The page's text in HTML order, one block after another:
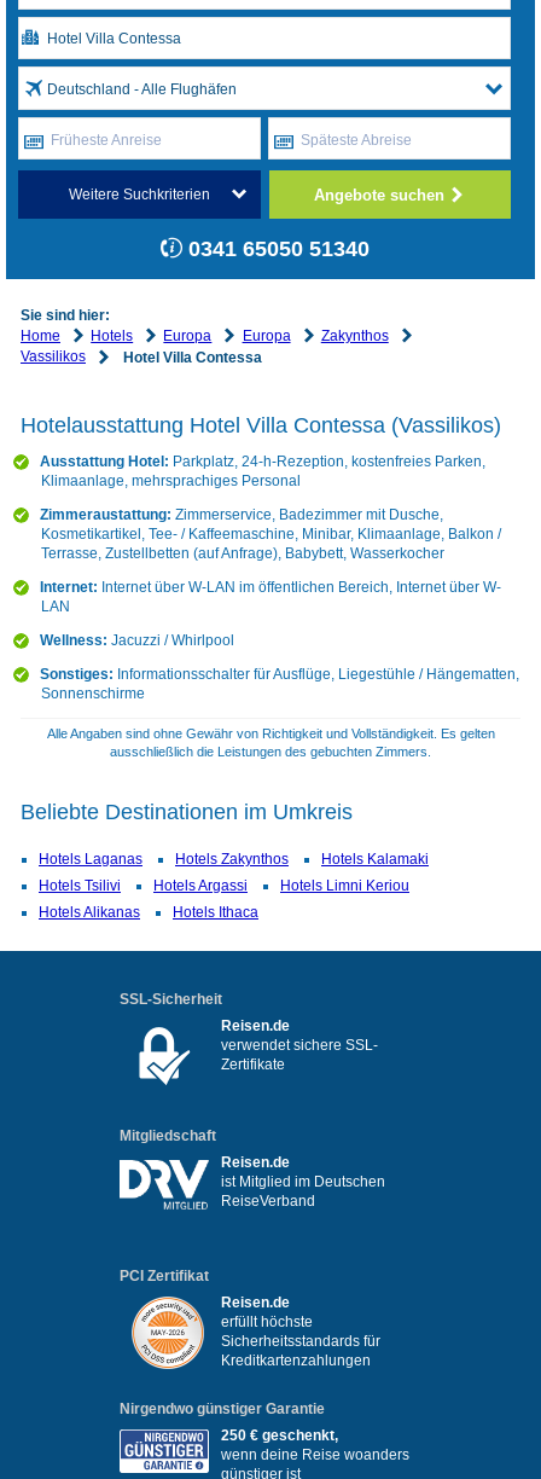
Deutschland - Alle Flughäfen
Früheste Anreise Späteste Abreise
Weitere Suchkriterien Angebote suchen
0341 65050 51340
Sie sind hier:
Home
Hotels Europa Europa
Zakynthos
Vassilikos
Hotel Villa Contessa
Hotelausstattung Hotel Villa Contessa (Vassilikos)
Ausstattung Hotel: Parkplatz, 24-h-Rezeption, kostenfreies Parken,
Klimaanlage, mehrsprachiges Personal
Zimmeraustattung: Zimmerservice, Badezimmer mit Dusche,
Kosmetikartikel, Tee- / Kaffeemaschine, Minibar, Klimaanlage, Balkon /
Terrasse, Zustellbetten (auf Anfrage), Babybett, Wasserkocher
Internet: Internet über W-LAN im öffentlichen Bereich, Internet über W-
LAN
Wellness: Jacuzzi / Whirlpool
Sonstiges: Informationsschalter für Ausflüge, Liegestühle / Hängematten,
Sonnenschirme
Alle Angaben sind ohne Gewähr von Richtigkeit und Vollständigkeit. Es gelten
ausschließlich die Leistungen des gebuchten Zimmers.
Beliebte Destinationen im Umkreis
Hotels Laganas Hotels Zakynthos
Hotels Kalamaki
Hotels Tsilivi
Hotels Argassi
Hotels Limni Keriou
Hotels Alikanas
Hotels Ithaca
SSL-Sicherheit
Reisen.de
verwendet sichere SSL-
Zertifikate
Mitgliedschaft
Reisen.de
ist Mitglied im Deutschen
ReiseVerband
PCI Zertifikat
Reisen.de
erfüllt höchste
Sicherheitsstandards für
Kreditkartenzahlungen
Nirgendwo günstiger Garantie
250 € geschenkt,
wenn deine Reise woanders
günstiger ist